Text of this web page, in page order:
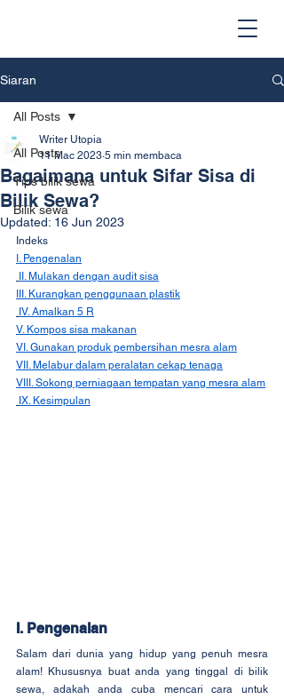
Siaran
All Posts
Tips bilik sewa
Bilik sewa
All Posts
Bagaimana untuk Sifar Sisa di
Bilik Sewa?
Writer Utopia
11 Mac 2023 5 min membaca
Updated: 16 Jun 2023
Indeks
I. Pengenalan
II. Mulakan dengan audit sisa
III. Kurangkan penggunaan plastik
IV. Amalkan 5 R
V. Kompos sisa makanan
VI. Gunakan produk pembersihan mesra alam
VII. Melabur dalam peralatan cekap tenaga
VIII. Sokong perniagaan tempatan yang mesra alam
IX. Kesimpulan
I. Pengenalan
Salam dari dunia yang hidup yang penuh mesra
alam! Khususnya buat anda yang tinggal di bilik
sewa, adakah anda cuba mencari cara untuk